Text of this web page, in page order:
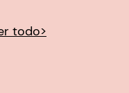
todo>